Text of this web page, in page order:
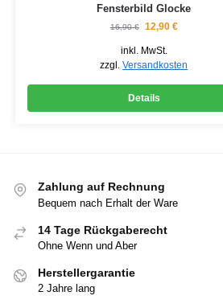
Fensterbild Glocke
16,90€ 12,90 €
inkl. MwSt.
zzgl.Versandkosten
Details
Zahlung auf Rechnung
Bequem nach Erhalt der Ware
14 Tage Rückgaberecht
Ohne Wenn und Aber
Herstellergarantie
2 Jahre lang